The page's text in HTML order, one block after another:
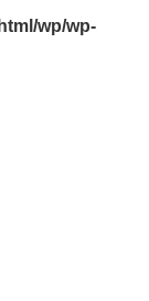
wp/wp-